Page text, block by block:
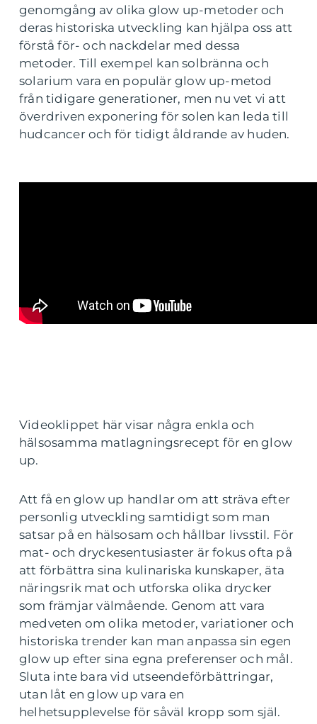
genomgång av olika glow up-metoder och
deras historiska utveckling kan hjälpa oss att
förstå för- och nackdelar med dessa
metoder. Till exempel kan solbränna och
solarium vara en populär glow up-metod
från tidigare generationer, men nu vet vi att
överdriven exponering för solen kan leda till
hudcancer och för tidigt åldrande av huden.
Videoklippet här visar några enkla och
hälsosamma matlagningsrecept för en glow
up.
Att få en glow up handlar om att sträva efter
personlig utveckling samtidigt som man
satsar på en hälsosam och hållbar livsstil. För
mat- och dryckesentusiaster är fokus ofta på
att förbättra sina kulinariska kunskaper, äta
näringsrik mat och utforska olika drycker
som främjar välmående. Genom att vara
medveten om olika metoder, variationer och
historiska trender kan man anpassa sin egen
glow up efter sina egna preferenser och mål.
Sluta inte bara vid utseendeförbättringar,
utan låt en glow up vara en
helhetsupplevelse för såväl kropp som själ.